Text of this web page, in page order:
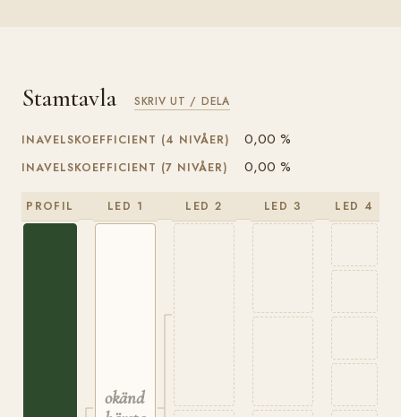
Stamtavla SKRIV UT / DELA
INAVELSKOEFFICIENT (4 NIVÅER) 0,00 %
INAVELSKOEFFICIENT (7 NIVÅER) 0,00 %
PROFIL LED 1
okänd
LED 2 LED 3 LED 4